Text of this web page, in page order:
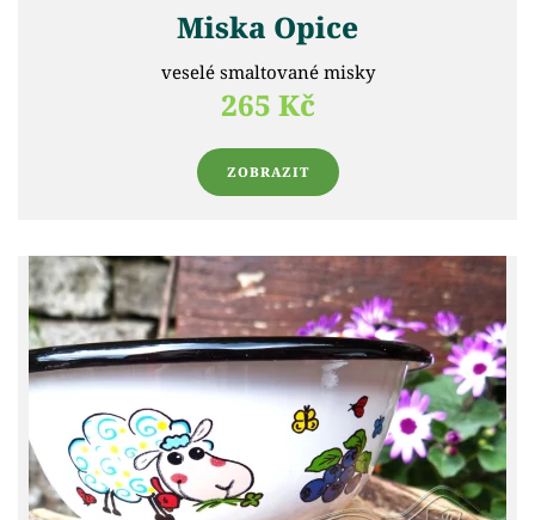
Miska Opice
veselé smaltované misky
265 Kč
ZOBRAZIT